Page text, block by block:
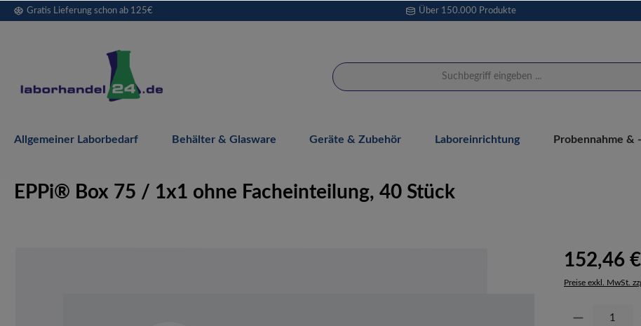
Zur Hauptnavigation springen
Gratis Lieferung schon ab 125€ Über 150.000 Produkte
Allgemeiner Laborbedarf Behälter & Glasware Geräte & Zubehör Laboreinrichtung Probennahme &
EPPi® Box 75 / 1x1 ohne Facheinteilung, 40 Stück
152,46
Preise exkl. MwSt.
Produkt Anzahl: